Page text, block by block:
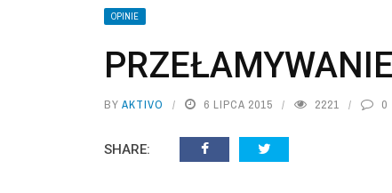
OPINIE
BY AKTIVO 6 LIPCA 2015 2221 0
SHARE: